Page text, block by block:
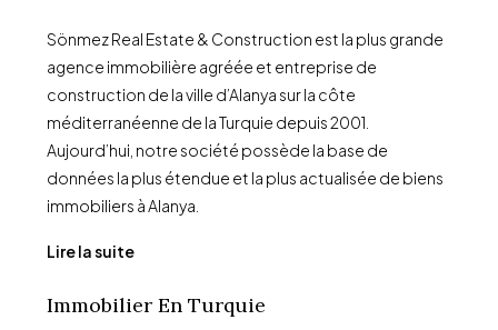
Sönmez Real Estate & Construction est la plus grande
agence immobilière agréée et entreprise de
construction de la ville d’Alanya sur la côte
méditerranéenne de la Turquie depuis 2001.
Aujourd’hui, notre société possède la base de
données la plus étendue et la plus actualisée de biens
immobiliers à Alanya.
Lire la suite
Immobilier En Turquie